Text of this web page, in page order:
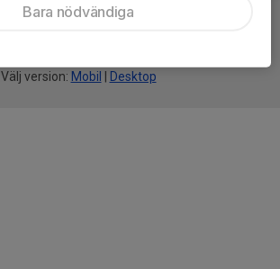
Välj version: Mobil Desktop
Bara nödvändiga